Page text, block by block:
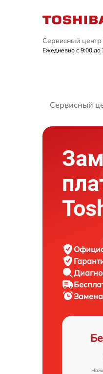
Сервисный центр
Ежедневно с 9:00 до
Сервисный